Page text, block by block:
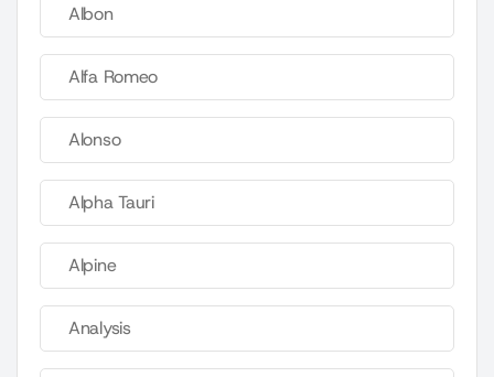
Albon
Alfa Romeo
Alonso
Alpha Tauri
Alpine
Analysis